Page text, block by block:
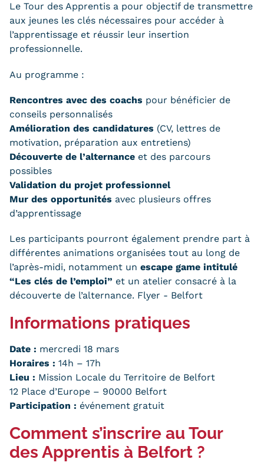
professionnels et personnels
(VAPP)
Handi'Cnam
Témoignages
FAQ
Lexique
Téléchargements
Qualiopi
Le Cnam ICSV
Mobilité internationale et
Erasmus
Règlement intérieur
Infos élèves
Tarifs
Le Tour des Apprentis a pour objectif de transmettre
aux jeunes les clés nécessaires pour accéder à
l’apprentissage et réussir leur insertion
professionnelle.
Au programme :
Rencontres avec des coachs pour bénéficier de
conseils personnalisés
Amélioration des candidatures (CV, lettres de
motivation, préparation aux entretiens)
Découverte de l’alternance et des parcours
possibles
Validation du projet professionnel
Mur des opportunités avec plusieurs offres
d’apprentissage
Les participants pourront également prendre part à
différentes animations organisées tout au long de
l’après-midi, notamment un escape game intitulé
“Les clés de l’emploi” et un atelier consacré à la
découverte de l’alternance. Flyer - Belfort
Informations pratiques
Date : mercredi 18 mars
Horaires : 14h – 17h
Lieu : Mission Locale du Territoire de Belfort
12 Place d’Europe – 90000 Belfort
Participation : événement gratuit
Comment s’inscrire au Tour
des Apprentis à Belfort ?